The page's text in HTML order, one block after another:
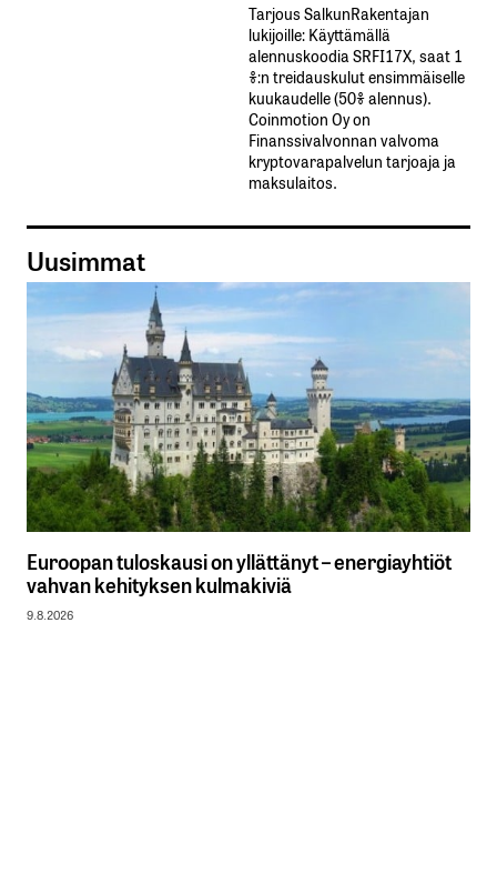
Tarjous SalkunRakentajan
lukijoille: Käyttämällä​ ​
alennuskoodia​ ​SRFI17X,​ ​saat​ ​1
%:n treidauskulut​ ​ensimmäiselle​ ​
kuukaudelle​ ​(50%​ ​alennus).
Coinmotion Oy on
Finanssivalvonnan valvoma
kryptovarapalvelun tarjoaja ja
maksulaitos.
Uusimmat
Euroopan tuloskausi on yllättänyt – energiayhtiöt
vahvan kehityksen kulmakiviä
9.8.2026